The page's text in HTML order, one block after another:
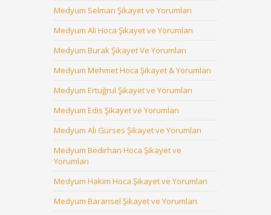
Medyum Selman Şikayet ve Yorumları
Medyum Ali Hoca Şikayet ve Yorumları
Medyum Burak Şikayet Ve Yorumları
Medyum Mehmet Hoca Şikayet & Yorumları
Medyum Ertuğrul Şikayet ve Yorumları
Medyum Edis Şikayet ve Yorumları
Medyum Ali Gürses Şikayet ve Yorumları
Medyum Bedirhan Hoca Şikayet ve
Yorumları
Medyum Hakim Hoca Şikayet ve Yorumları
Medyum Baransel Şikayet ve Yorumları